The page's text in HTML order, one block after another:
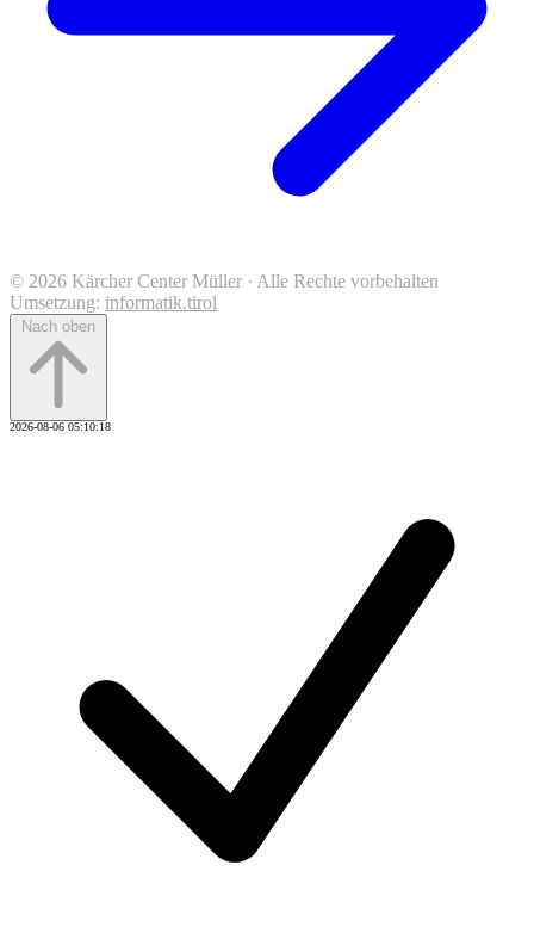
© 2026 Kärcher Center Müller · Alle Rechte vorbehalten
Umsetzung: informatik.tirol
Nach oben
2026-08-06 05:10:18